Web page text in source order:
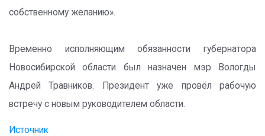
собственному желанию».
Временно исполняющим обязанности губернатора
Новосибирской области был назначен мэр Вологды
Андрей Травников. Президент уже провёл рабочую
встречу с новым руководителем области.
Источник